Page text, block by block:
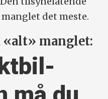
det meste.
«alt» manglet: